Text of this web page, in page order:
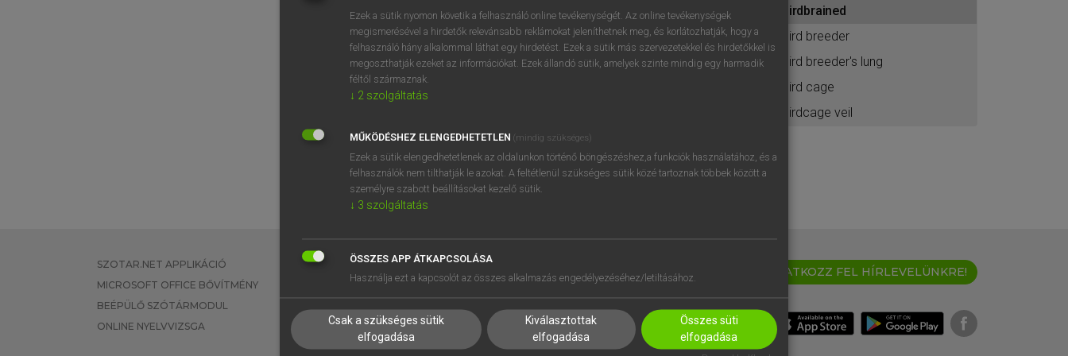
BELÉPÉS
próbaverziójának elindításához
regisztrálok ésbelépek.
REGISZTRÁCIÓ
birdbrained
bird breeder
bird breeder's lung
bird cage
birdcage veil
SZOTAR.NET APPLIKÁCIÓ
MICROSOFT OFFICE BŐVÍTMÉNY
BEÉPÜLŐ SZÓTÁRMODUL
ONLINE NYELVVIZSGA
EGYÉNI FELHASZNÁLÓKNAK
TANULÓKNAK
VÁLLALATI MEGOLDÁSOK
SÚGÓ
RÓLUNK
SÜTI BEÁLLÍTÁSOK
IRATKOZZ FEL HÍRLEVELÜNKRE!
Ezek a sütik nyomon követik a felhasználó online tevékenységét. Az online tevékenységek
megismerésével a hirdetők relevánsabb reklámokat jeleníthetnek meg, és korlátozhatják, hogy a
felhasználó hány alkalommal láthat egy hirdetést. Ezek a sütik más szervezetekkel és hirdetőkkel is
megoszthatják ezeket az információkat. Ezek állandó sütik, amelyek szinte mindig egy harmadik
féltől származnak.
↓ 2 szolgáltatás
MŰKÖDÉSHEZ ELENGEDHETETLEN (mindig szükséges)
Ezek a sütik elengedhetetlenek az oldalunkon történő böngészéshez,a funkciók használatához, és a
felhasználók nem tilthatják le azokat. A feltétlenül szükséges sütik közé tartoznak többek között a
személyre szabott beállításokat kezelő sütik.
↓ 3 szolgáltatás
ÖSSZES APP ÁTKAPCSOLÁSA
Használja ezt a kapcsolót az összes alkalmazás engedélyezéséhez/letiltásához.
Csak a szükséges sütik
elfogadása
Kiválasztottak
elfogadása
Összes süti
elfogadása